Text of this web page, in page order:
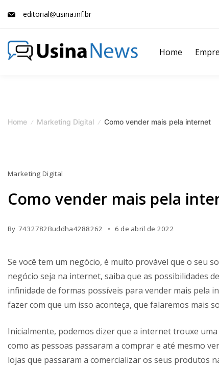
editorial@usina.inf.br
Home
Home Marketing Digital Como vender mais pela internet
Marketing Digital
Como vender mais pela
By 7432782Buddha4288262 6 de abril de 2022
Se você tem um negócio, é muito provável que o seu
negócio seja na internet, saiba que as possibilidades
infinidade de formas possíveis para vender mais pela
fazer com que um isso aconteça, que falaremos mais
Inicialmente, podemos dizer que a internet trouxe
como as pessoas passaram a comprar e até mesmo
lojas que passaram a comercializar os seus produtos